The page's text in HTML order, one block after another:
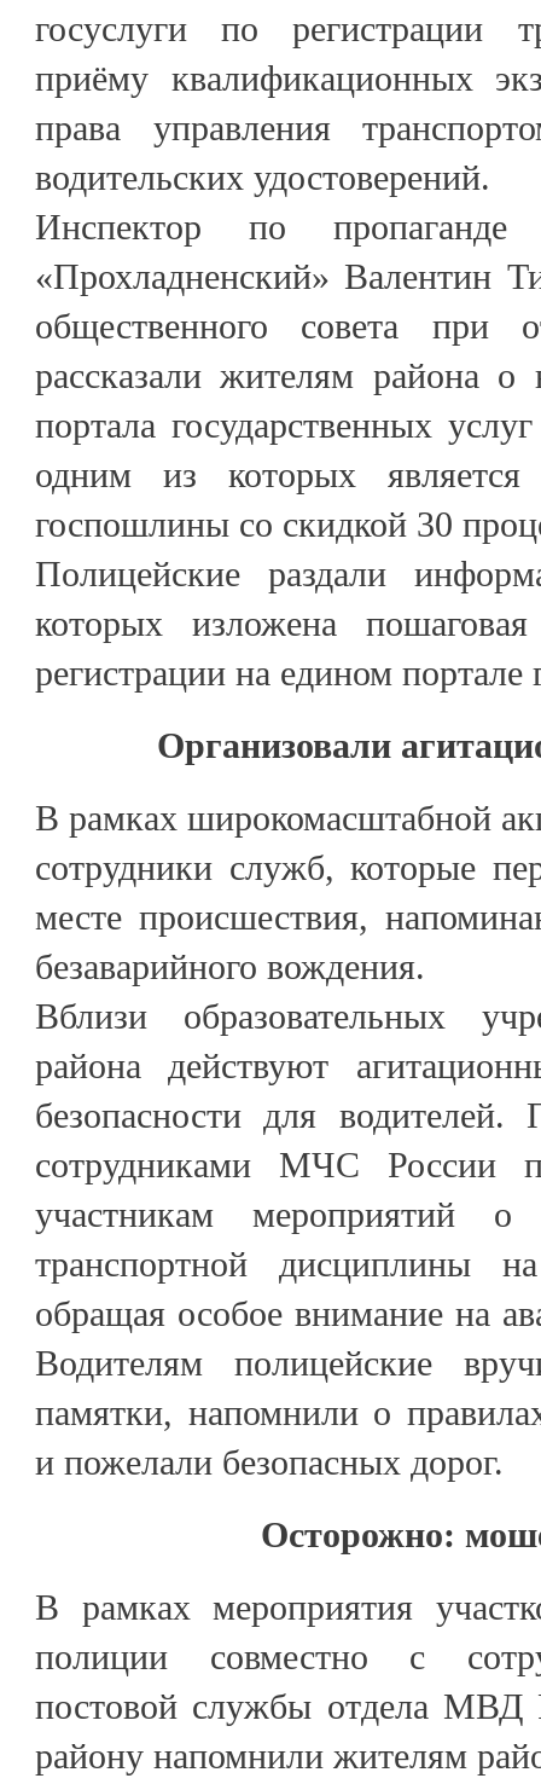
госуслуги по регистрации
приёму квалификационных
права управления
водительских удостоверений.
Инспектор по
«Прохладненский» Валентин
общественного совета при
рассказали жителям района о
портала государственных
одним из которых является
госпошлины со скидкой 30
Полицейские раздали
которых изложена
регистрации на едином портале
Организовали
В рамках широкомасштабной
сотрудники служб, которые
месте происшествия,
безаварийного вождения.
Вблизи образовательных
района действуют
безопасности для водителей.
сотрудниками МЧС России
участникам мероприятий о
транспортной дисциплины
обращая особое внимание на
Водителям полицейские
памятки, напомнили о
и пожелали безопасных дорог.
Осторожно:
В рамках мероприятия
полиции совместно с
постовой службы отдела МВД
району напомнили жителям